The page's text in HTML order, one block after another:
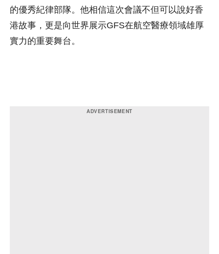
的優秀紀律部隊。他相信這次會議不但可以說好香
港故事，更是向世界展示GFS在航空醫療領域雄厚
實力的重要舞台。